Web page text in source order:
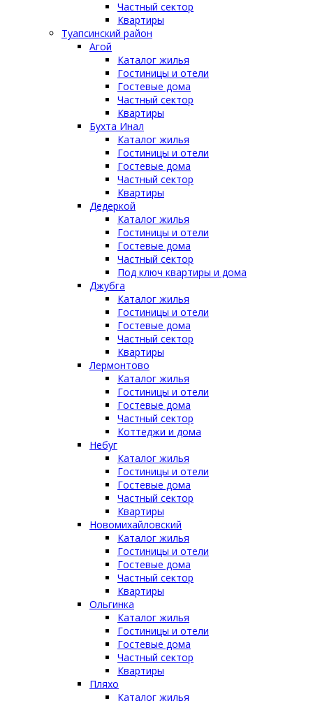
Частный сектор
Квартиры
Туапсинский район
Агой
Каталог жилья
Гостиницы и отели
Гостевые дома
Частный сектор
Квартиры
Бухта Инал
Каталог жилья
Гостиницы и отели
Гостевые дома
Частный сектор
Квартиры
Дедеркой
Каталог жилья
Гостиницы и отели
Гостевые дома
Частный сектор
Под ключ квартиры и дома
Джубга
Каталог жилья
Гостиницы и отели
Гостевые дома
Частный сектор
Квартиры
Лермонтово
Каталог жилья
Гостиницы и отели
Гостевые дома
Частный сектор
Коттеджи и дома
Небуг
Каталог жилья
Гостиницы и отели
Гостевые дома
Частный сектор
Квартиры
Новомихайловский
Каталог жилья
Гостиницы и отели
Гостевые дома
Частный сектор
Квартиры
Ольгинка
Каталог жилья
Гостиницы и отели
Гостевые дома
Частный сектор
Квартиры
Пляхо
Каталог жилья